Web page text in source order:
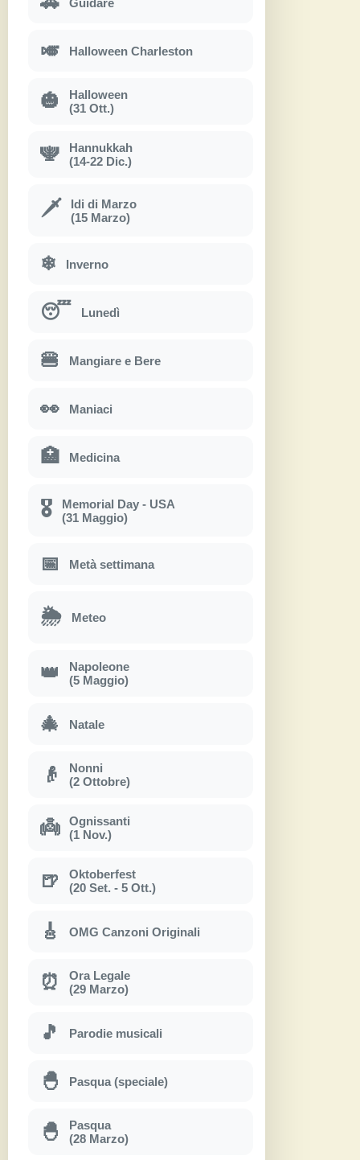
Guidare
🎺 Halloween Charleston
🎃
Halloween
(31 Ott.)
🕎
Hannukkah
(14-22 Dic.)
🗡
Idi di Marzo
(15 Marzo)
❄ Inverno
😴 Lunedì
🍔 Mangiare e Bere
👀 Maniaci
🏥 Medicina
🎖
Memorial Day - USA
(31 Maggio)
📅 Metà settimana
🌦 Meteo
👑
Napoleone
(5 Maggio)
🎄 Natale
👴
Nonni
(2 Ottobre)
👼
Ognissanti
(1 Nov.)
🍺
Oktoberfest
(20 Set. - 5 Ott.)
🎸 OMG Canzoni Originali
⏰
Ora Legale
(29 Marzo)
🎵 Parodie musicali
🐣 Pasqua (speciale)
🐣
Pasqua
(28 Marzo)